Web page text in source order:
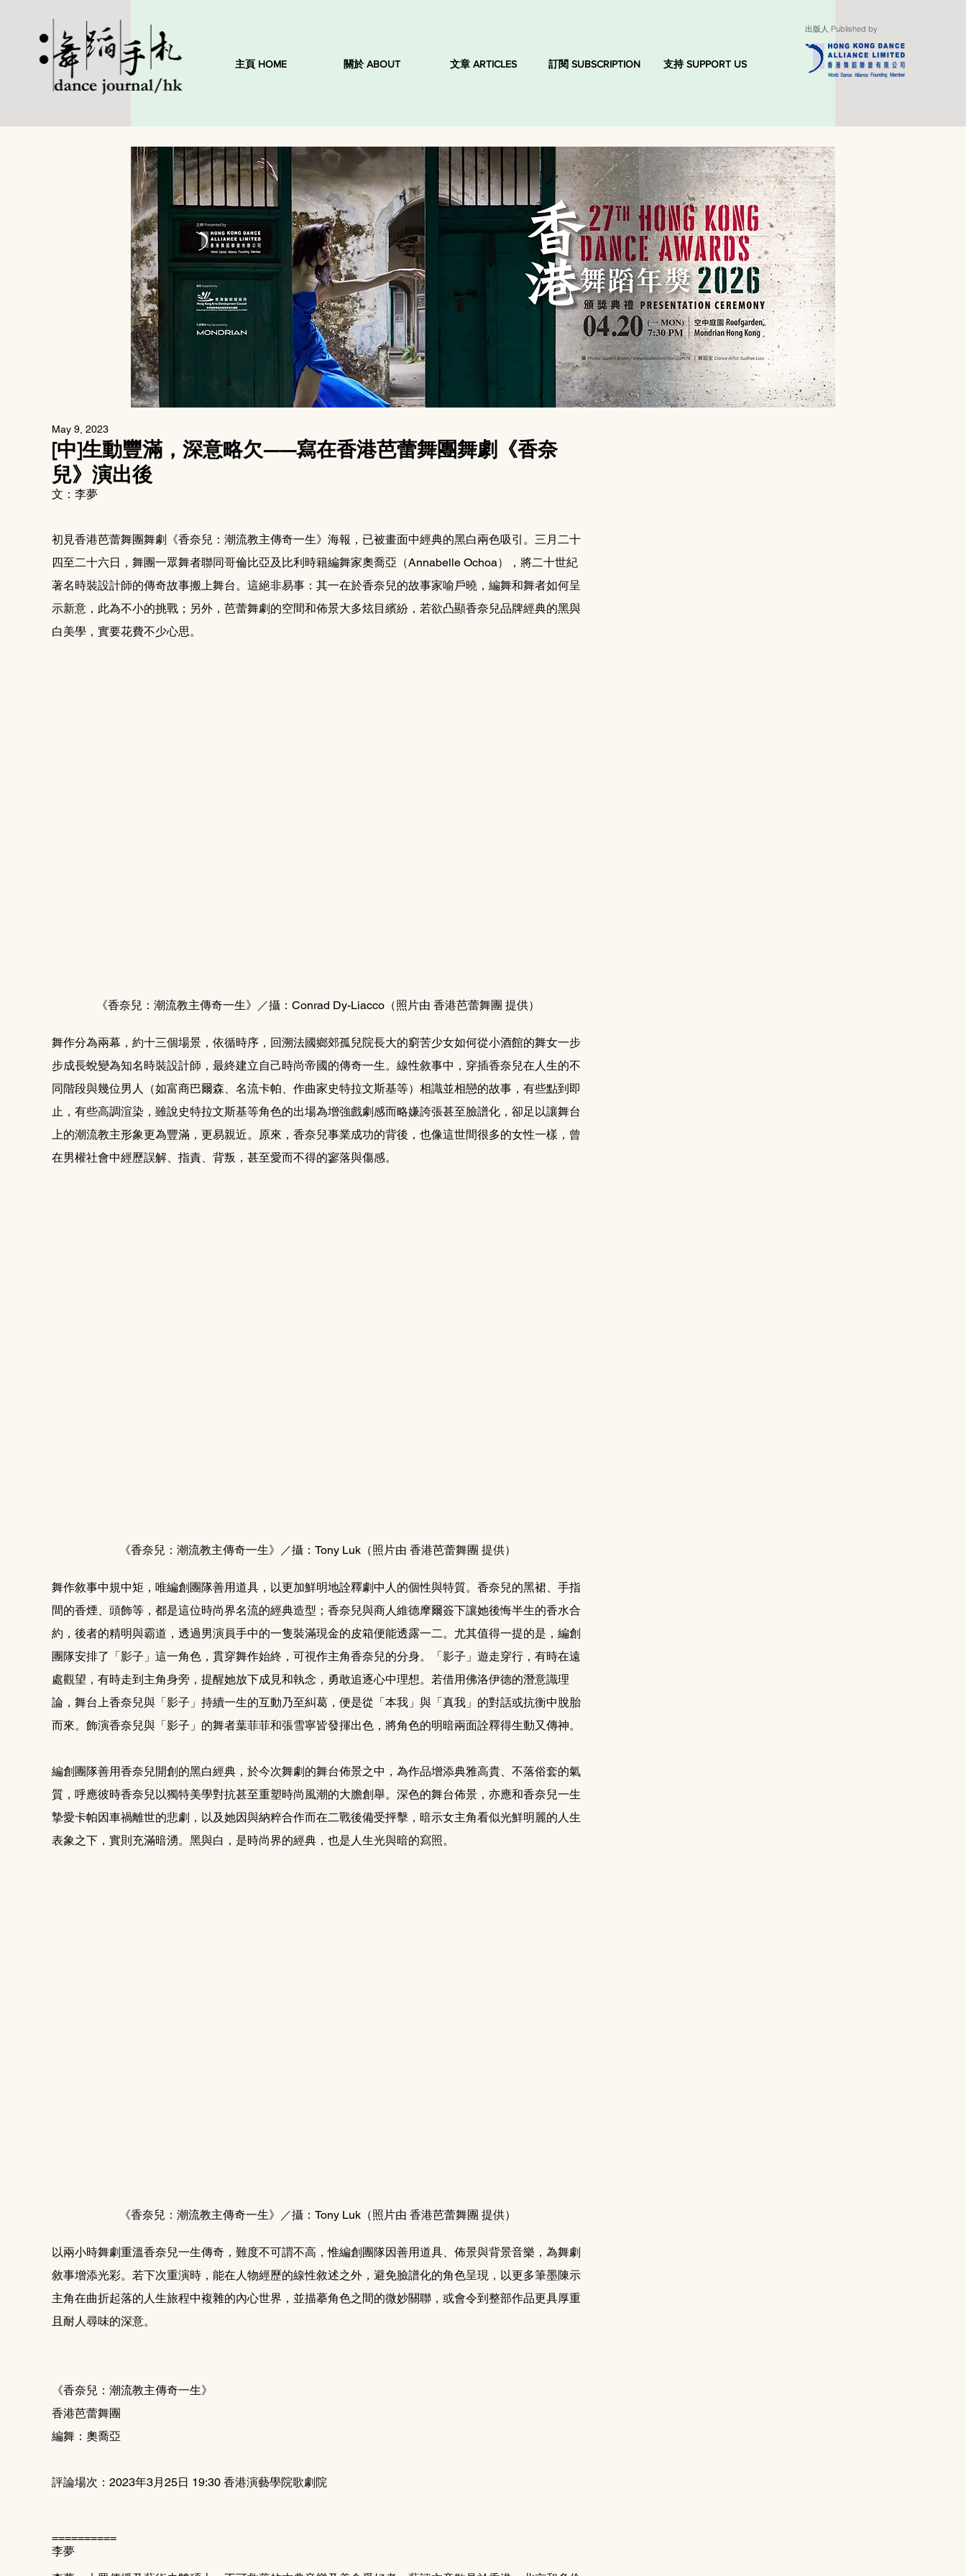
主頁 HOME 關於 ABOUT 文章 ARTICLES 訂閱 SUBSCRIPTION 支持 SUPPORT US
出版人 Published by
[中]生動豐滿，深意略欠——寫在香港芭蕾舞團舞劇《香奈
兒》演出後
May 9, 2023
文：李夢
初見香港芭蕾舞團舞劇《香奈兒：潮流教主傳奇一生》海報，已被畫面中經典的黑白兩色吸引。三月二十
四至二十六日，舞團一眾舞者聯同哥倫比亞及比利時籍編舞家奧喬亞（Annabelle Ochoa），將二十世紀
著名時裝設計師的傳奇故事搬上舞台。這絕非易事：其一在於香奈兒的故事家喻戶曉，編舞和舞者如何呈
示新意，此為不小的挑戰；另外，芭蕾舞劇的空間和佈景大多炫目繽紛，若欲凸顯香奈兒品牌經典的黑與
白美學，實要花費不少心思。
《香奈兒：潮流教主傳奇一生》／攝：Conrad Dy-Liacco（照片由 香港芭蕾舞團 提供）
舞作分為兩幕，約十三個場景，依循時序，回溯法國鄉郊孤兒院長大的窮苦少女如何從小酒館的舞女一步
步成長蛻變為知名時裝設計師，最終建立自己時尚帝國的傳奇一生。線性敘事中，穿插香奈兒在人生的不
同階段與幾位男人（如富商巴爾森、名流卡帕、作曲家史特拉文斯基等）相識並相戀的故事，有些點到即
止，有些高調渲染，雖說史特拉文斯基等角色的出場為增強戲劇感而略嫌誇張甚至臉譜化，卻足以讓舞台
上的潮流教主形象更為豐滿，更易親近。原來，香奈兒事業成功的背後，也像這世間很多的女性一樣，曾
在男權社會中經歷誤解、指責、背叛，甚至愛而不得的寥落與傷感。
《香奈兒：潮流教主傳奇一生》／攝：Tony Luk（照片由 香港芭蕾舞團 提供）
舞作敘事中規中矩，唯編創團隊善用道具，以更加鮮明地詮釋劇中人的個性與特質。香奈兒的黑裙、手指
間的香煙、頭飾等，都是這位時尚界名流的經典造型；香奈兒與商人維德摩爾簽下讓她後悔半生的香水合
約，後者的精明與霸道，透過男演員手中的一隻裝滿現金的皮箱便能透露一二。尤其值得一提的是，編創
團隊安排了「影子」這一角色，貫穿舞作始終，可視作主角香奈兒的分身。「影子」遊走穿行，有時在遠
處觀望，有時走到主角身旁，提醒她放下成見和執念，勇敢追逐心中理想。若借用佛洛伊德的潛意識理
論，舞台上香奈兒與「影子」持續一生的互動乃至糾葛，便是從「本我」與「真我」的對話或抗衡中脫胎
而來。飾演香奈兒與「影子」的舞者葉菲菲和張雪寧皆發揮出色，將角色的明暗兩面詮釋得生動又傳神。
編創團隊善用香奈兒開創的黑白經典，於今次舞劇的舞台佈景之中，為作品增添典雅高貴、不落俗套的氣
質，呼應彼時香奈兒以獨特美學對抗甚至重塑時尚風潮的大膽創舉。深色的舞台佈景，亦應和香奈兒一生
摯愛卡帕因車禍離世的悲劇，以及她因與納粹合作而在二戰後備受抨擊，暗示女主角看似光鮮明麗的人生
表象之下，實則充滿暗湧。黑與白，是時尚界的經典，也是人生光與暗的寫照。
《香奈兒：潮流教主傳奇一生》／攝：Tony Luk（照片由 香港芭蕾舞團 提供）
以兩小時舞劇重溫香奈兒一生傳奇，難度不可謂不高，惟編創團隊因善用道具、佈景與背景音樂，為舞劇
敘事增添光彩。若下次重演時，能在人物經歷的線性敘述之外，避免臉譜化的角色呈現，以更多筆墨陳示
主角在曲折起落的人生旅程中複雜的內心世界，並描摹角色之間的微妙關聯，或會令到整部作品更具厚重
且耐人尋味的深意。
《香奈兒：潮流教主傳奇一生》
香港芭蕾舞團
編舞：奧喬亞
評論場次：2023年3月25日 19:30 香港演藝學院歌劇院
==========
李夢